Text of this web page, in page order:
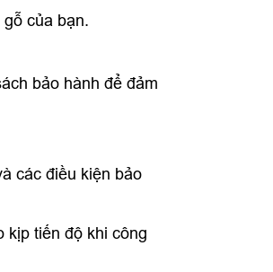
của bạn.
bảo hành để đảm
các điều kiện bảo
kịp tiến độ khi công